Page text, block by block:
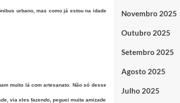
urbano, mas como já estou na idade
muito lá com artesanato. Não só desse
via eles fazendo, peguei muita amizade
Novembro 2025
Outubro 2025
Setembro 2025
Agosto 2025
Julho 2025